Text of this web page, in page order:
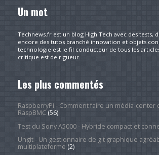
Un mot
Technews.fr est un blog High Tech avec des tests,
encore des tutos branché innovation et objets
technologie est le fil conducteur de tous les
critique est de rigueur.
Les plus commentés
RaspberryPi - Comment faire un média-center
RaspBMC(56)
Test du Sony A5000 - Hybride compact et
Ungit - Un gestionnaire de git graphique
multiplateforme (2)